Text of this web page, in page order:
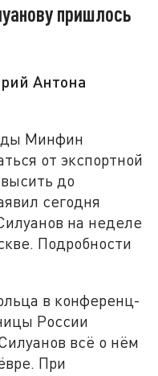
пришлось
Антона
Минфин
от экспортной
до
сегодня
на неделе
Подробности
в конференц-
России
всё о нём
При